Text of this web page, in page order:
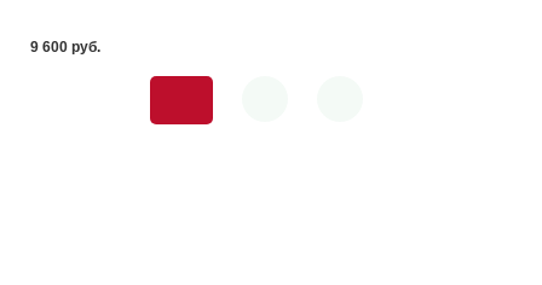
9 600 pуб.